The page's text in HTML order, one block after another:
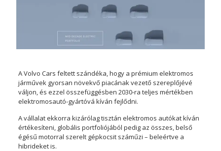
A Volvo Cars feltett szándéka, hogy a prémium elektromos
járművek gyorsan növekvő piacának vezető szereplőjévé
váljon, és ezzel összefüggésben 2030-ra teljes mértékben
elektromosautó-gyártóvá kíván fejlődni.
A vállalat ekkorra kizárólag tisztán elektromos autókat kíván
értékesíteni, globális portfoliójából pedig az összes, belső
égésű motorral szerelt gépkocsit száműzi – beleértve a
hibrideket is.